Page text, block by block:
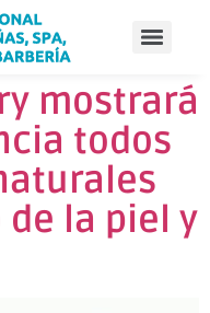
mostrará
todos
la piel y